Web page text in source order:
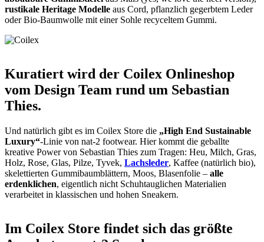
rustikale Heritage Modelle aus Cord, pflanzlich gegerbtem Leder
oder Bio-Baumwolle mit einer Sohle recyceltem Gummi.
Kuratiert wird der Coilex Onlineshop
vom Design Team rund um Sebastian
Thies.
Und natürlich gibt es im Coilex Store die „High End Sustainable
Luxury“-Linie von nat-2 footwear. Hier kommt die geballte
kreative Power von Sebastian Thies zum Tragen: Heu, Milch, Gras,
Holz, Rose, Glas, Pilze, Tyvek, Lachsleder, Kaffee (natürlich bio),
skelettierten Gummibaumblättern, Moos, Blasenfolie – alle
erdenklichen, eigentlich nicht Schuhtauglichen Materialien
verarbeitet in klassischen und hohen Sneakern.
Im Coilex Store findet sich das größte